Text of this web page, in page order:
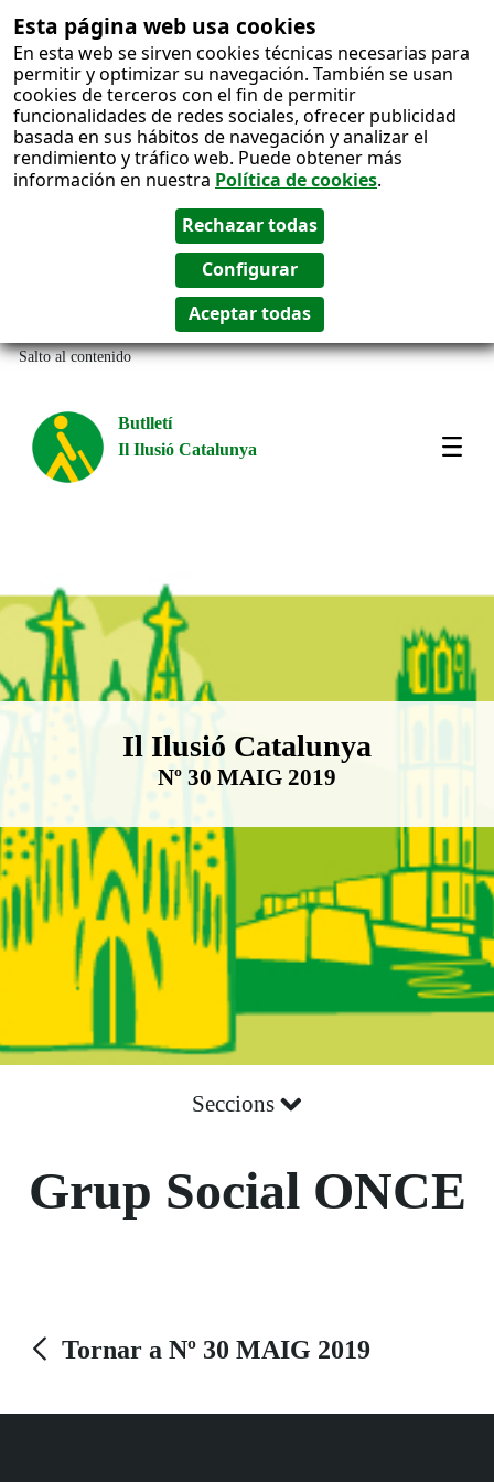
Esta página web usa cookies
En esta web se sirven cookies técnicas necesarias para
permitir y optimizar su navegación. También se usan
cookies de terceros con el fin de permitir
funcionalidades de redes sociales, ofrecer publicidad
basada en sus hábitos de navegación y analizar el
rendimiento y tráfico web. Puede obtener más
información en nuestra Política de cookies.
Salto al contenido
Butlletí
Il Ilusió Catalunya
Boletín Il·lusió Catalunya
Il Ilusió Catalunya
Nº 30 MAIG 2019
Seccions
Grup Social ONCE
Tornar a Nº 30 MAIG 2019